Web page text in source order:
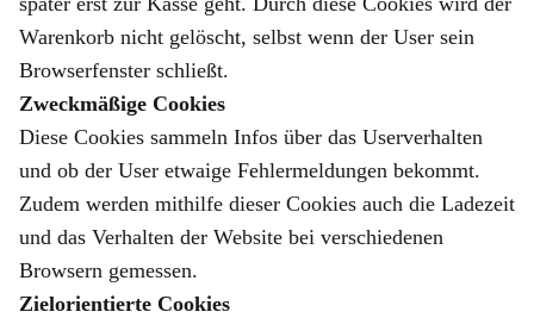
Warenkorb nicht gelöscht, selbst wenn der User sein
Browserfenster schließt.
Zweckmäßige Cookies
Diese Cookies sammeln Infos über das Userverhalten
und ob der User etwaige Fehlermeldungen bekommt.
Zudem werden mithilfe dieser Cookies auch die Ladezeit
und das Verhalten der Website bei verschiedenen
Browsern gemessen.
Zielorientierte Cookies